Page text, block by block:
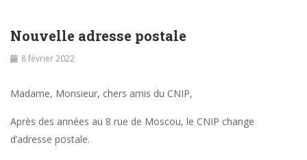
Nouvelle adresse postale
8 février 2022
Madame, Monsieur, chers amis du CNIP,
Après des années au 8 rue de Moscou, le CNIP change
d’adresse postale.